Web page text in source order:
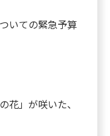
いての緊急予算
花」が咲いた、